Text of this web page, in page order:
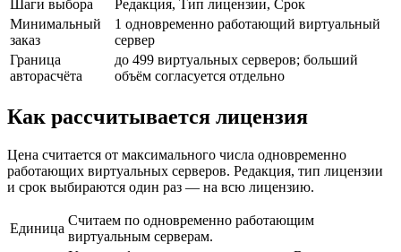
Шаги выбора
Редакция, Тип лицензии, Срок
Минимальный
заказ
1 одновременно работающий виртуальный
сервер
Граница
авторасчёта
до 499 виртуальных серверов; больший
объём согласуется отдельно
Как рассчитывается лицензия
Цена считается от максимального числа одновременно
работающих виртуальных серверов. Редакция, тип лицензии
и срок выбираются один раз — на всю лицензию.
Единица
Считаем по одновременно работающим
виртуальным серверам.